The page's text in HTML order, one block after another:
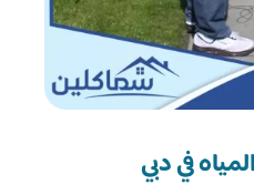
في دبي